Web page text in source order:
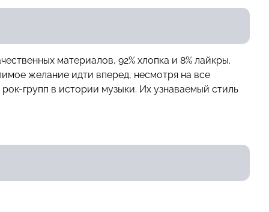
материалов, 92% хлопка и 8% лайкры.
желание идти вперед, несмотря на все
групп в истории музыки. Их узнаваемый стиль